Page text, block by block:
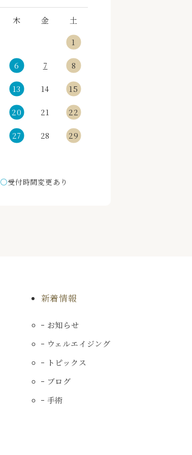
木 金 土
1
6 7 8
13 14 15
20 21 22
27 28 29
○受付時間変更あり
新着情報
お知らせ
ウェルエイジング
トピックス
ブログ
手術